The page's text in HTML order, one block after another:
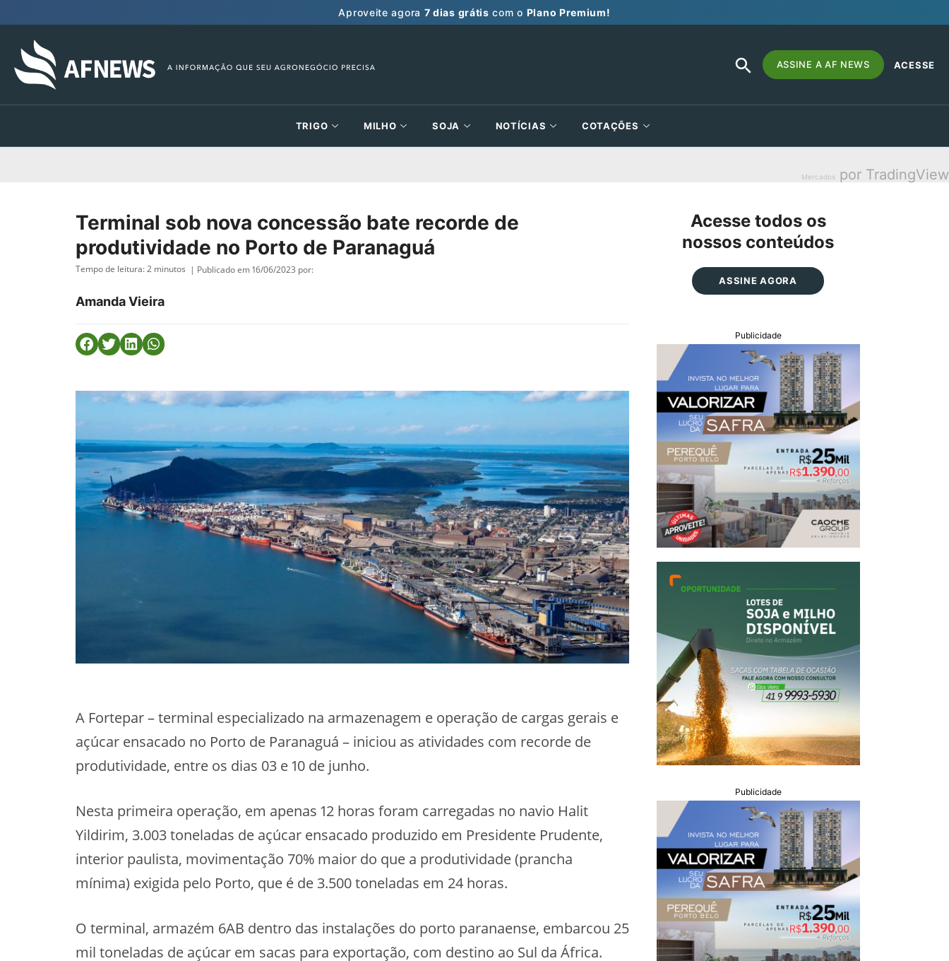
Aproveite agora 7 dias grátis com o Plano Premium!
Search
for:
SEARCH
BUTTON
ASSINE A AF NEWS ACESSE
TRIGO MILHO SOJA NOTÍCIAS COTAÇÕES
Mercados por TradingView
Terminal sob nova concessão bate recorde de
produtividade no Porto de Paranaguá
Tempo de leitura:2 minutos | Publicado em 16/06/2023 por:
Amanda Vieira
A Fortepar – terminal especializado na armazenagem e operação de cargas gerais e
açúcar ensacado no Porto de Paranaguá – iniciou as atividades com recorde de
produtividade, entre os dias 03 e 10 de junho.
Nesta primeira operação, em apenas 12 horas foram carregadas no navio Halit
Yildirim, 3.003 toneladas de açúcar ensacado produzido em Presidente Prudente,
interior paulista, movimentação 70% maior do que a produtividade (prancha
mínima) exigida pelo Porto, que é de 3.500 toneladas em 24 horas.
O terminal, armazém 6AB dentro das instalações do porto paranaense, embarcou 25
mil toneladas de açúcar em sacas para exportação, com destino ao Sul da África.
Acesse todos os
nossos conteúdos
ASSINE AGORA
Publicidade
Publicidade